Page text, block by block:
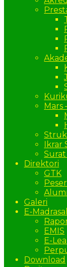
Mars
Ikrar
Surat
Direktori
GTK
Galeri
E-
EMIS
E-
Download